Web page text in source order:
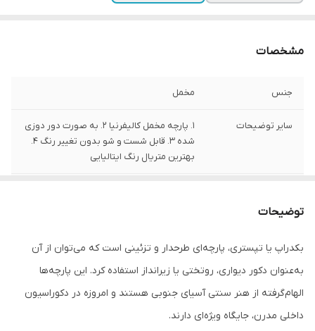
مشخصات
جنس مخمل
سایر توضیحات
1. پارچه مخمل کالیفرنیا 2. به صورت دور دوزی
شده 3. قابل شست و شو بدون تغییر رنگ 4.
بهترین متریال رنگ ایتالیایی
توضیحات
بکدراپ یا تپستری، پارچه‌ای طرحدار و تزئینی است که می‌توان از آن
به‌عنوان دکور دیواری، روتختی یا زیرانداز استفاده کرد. این پارچه‌ها
الهام‌گرفته از هنر سنتی آسیای جنوبی هستند و امروزه در دکوراسیون
داخلی مدرن، جایگاه ویژه‌ای دارند.